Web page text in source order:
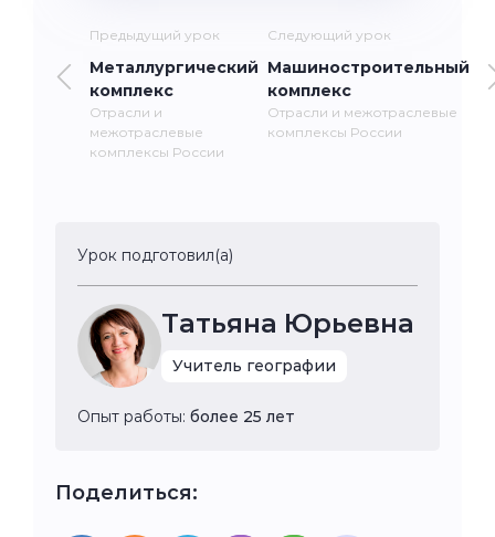
Предыдущий урок
Металлургический
комплекс
Отрасли и
межотраслевые
комплексы России
Следующий урок
Машиностроительный
комплекс
Отрасли и межотраслевые
комплексы России
Урок подготовил(а)
Татьяна Юрьевна
Учитель географии
Опыт работы: более 25 лет
Поделиться: